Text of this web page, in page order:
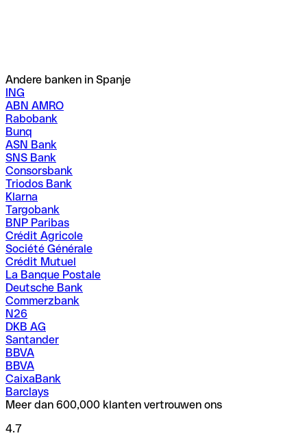
Andere banken in Spanje
ING
ABN AMRO
Rabobank
Bunq
ASN Bank
SNS Bank
Consorsbank
Triodos Bank
Klarna
Targobank
BNP Paribas
Crédit Agricole
Société Générale
Crédit Mutuel
La Banque Postale
Deutsche Bank
Commerzbank
N26
DKB AG
Santander
BBVA
BBVA
CaixaBank
Barclays
Meer dan 600,000 klanten vertrouwen ons
4.7